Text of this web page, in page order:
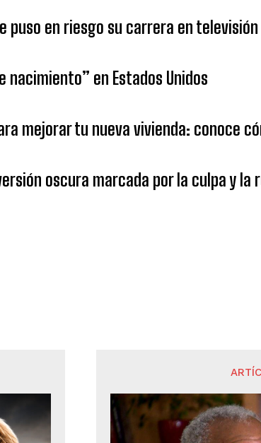
puso en riesgo su carrera en televisión
en Estados Unidos
mejorar tu nueva vivienda: conoce
oscura marcada por la culpa y la